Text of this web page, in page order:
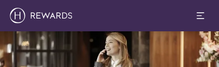
Diapositive 1 de 0